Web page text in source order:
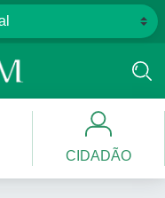
CIDADÃO